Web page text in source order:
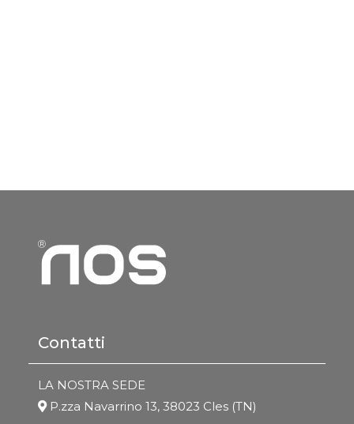
Contatti
LA NOSTRA SEDE
P.zza Navarrino 13, 38023 Cles (TN)